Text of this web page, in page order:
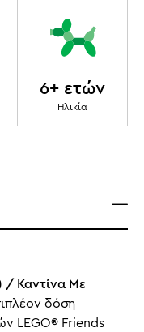
6+ ετών
Ηλικία
/ Καντίνα Με
δόση
LEGO® Friends